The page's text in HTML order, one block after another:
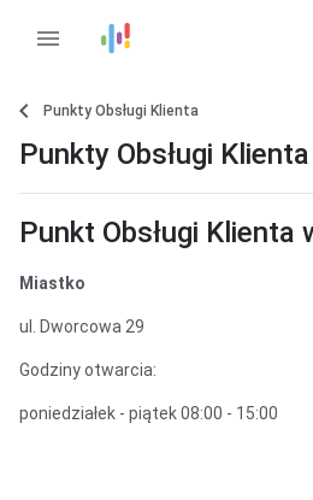
menu
Punkty Obsługi Klienta
Punkty Obsługi Klienta
Punkt Obsługi Klienta
Miastko
ul. Dworcowa 29
Godziny otwarcia:
poniedziałek - piątek 08:00 - 15:00